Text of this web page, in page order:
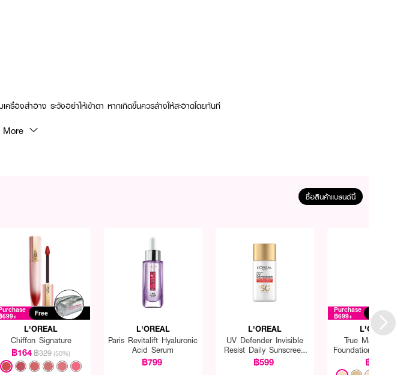
รื่องสำอาง ระวังอย่าให้เข้าตา หากเกิดขึ้นควรล้างให้สะอาดโดยทันที
More
ซื้อสินค้าแบรนด์นี้
699+ Free
L'OREAL
Chiffon Signature
฿164฿329 (50%)
L'OREAL
Paris Revitalift Hyaluronic
Acid Serum
฿799
L'OREAL
UV Defender Invisible
Resist Daily Sunscreen
SPF50+ PA++++ Long
UVA
฿599
Purchase
฿699+ Free
L'OREAL
True Match Liquid
Foundation SPF16
฿499